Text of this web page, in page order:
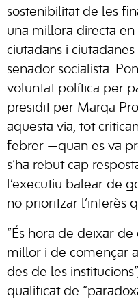
sostenibilitat de les
una millora directa
ciutadans i
senador socialista.
voluntat política per
presidit per Marga
aquesta via, tot
febrer —quan es va
s’ha rebut cap
l’executiu balear de
no prioritzar l’interès
“És hora de deixar
millor i de començar
des de les
qualificat de